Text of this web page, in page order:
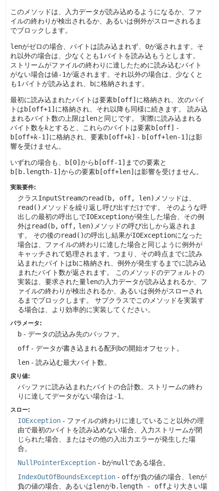
このメソッドは、入力データが読み込めるようになるか、ファ
イルの終わりが検出されるか、あるいは例外がスローされるま
でブロックします。
lenがゼロの場合、バイトは読み込まれず、 0が返されます。そ
れ以外の場合は、少なくとも1バイトを読み込もうとします。
ストリームがファイルの終わりに達したために読み込むバイト
がない場合は値-1が返されます。それ以外の場合は、少なくと
も1バイトが読み込まれ、
bに格納されます。
最初に読み込まれたバイトは要素b[off] に格納され、次のバイ
トはb[off+1] に格納され、それ以降も同様に続きます。
読み込
まれるバイト数の上限はlenと同じです。
実際に読み込まれる
バイト数をkとすると、これらのバイトは要素b[off] -
b[off+k-1] に格納され、要素b[off+k] - b[off+len-1] は影
響を受けません。
いずれの場合も、 b[0] から b[off-1] までの要素と
b[b.length-1] からの要素b[off+len] は影響を受けません。
実装要件:
クラスInputStreamのread(b, off, len) メソッドは、
read() メソッドを繰り返し呼び出すだけです。
そのような呼
出しの最初の呼出しでIOExceptionが発生した場合、その例
外はread(b, off, len) メソッドの呼び出しから返されま
す。
その後のread()の呼出し結果がIOExceptionになった
場合は、ファイルの終わりに達した場合と同じように例外が
キャッチされて処理されます。つまり、その時点までに読み
込まれたバイトはbに格納され、例外が発生するまでに読み込
まれたバイト数が返されます。
このメソッドのデフォルトの
実装は、要求された量lenの入力データが読み込まれるか、フ
ァイルの終わりが検出されるか、あるいは例外がスローされ
るまでブロックします。
サブクラスでこのメソッドを実装す
る場合は、より効率的に実装してください。
パラメータ:
b - データの読込み先のバッファ。
off - データが書き込まれる配列 bの開始オフセット。
len - 読み込む最大バイト数。
戻り値:
バッファに読み込まれたバイトの合計数。ストリームの終わ
りに達してデータがない場合は-1 。
スロー:
IOException - ファイルの終わりに達していること以外の理
由で最初のバイトを読み込めない場合、入力ストリームが閉
じられた場合、またはその他の入出力エラーが発生した場
合。
NullPointerException - bがnull である場合。
IndexOutOfBoundsException - offが負の値の場合、 lenが
負の値の場合、あるいはlenがb.length - offより大きい場